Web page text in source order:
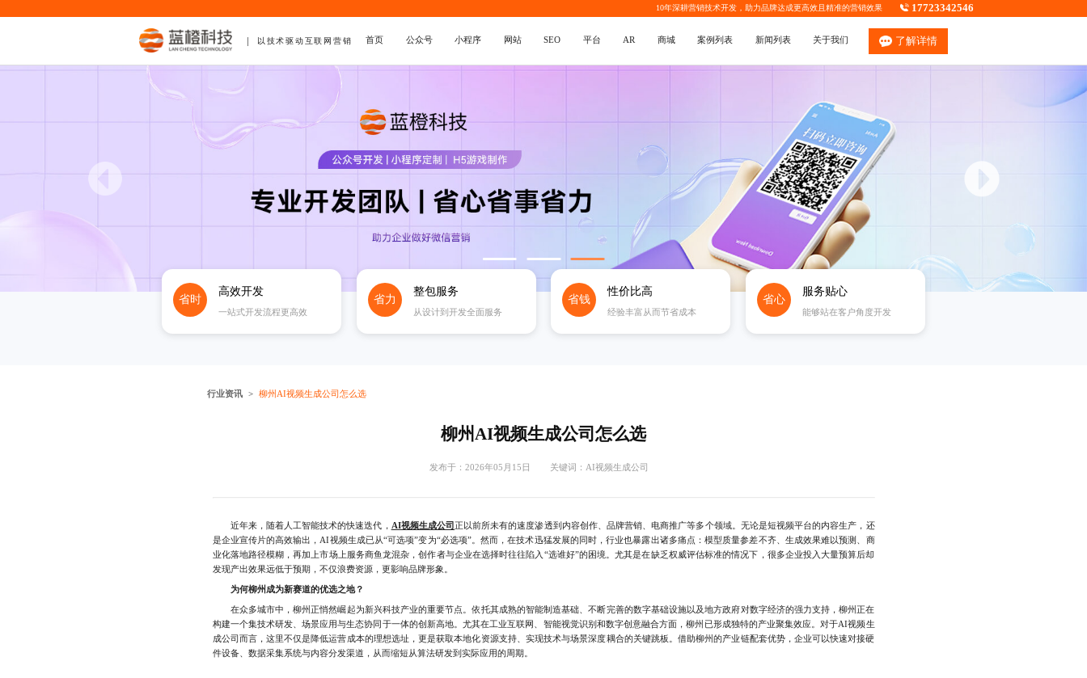
10年深耕营销技术开发，助力品牌达成更高效且精准的营销效果 17723342546
以技术驱动互联网营销 首页 公众号 小程序 网站 SEO 平台 AR 商城 案例列表 新闻列表 关于我们 了解详情
省时
高效开发
一站式开发流程更高效
省力
整包服务
从设计到开发全面服务
省钱
性价比高
经验丰富从而节省成本
省心
服务贴心
能够站在客户角度开发
行业资讯 柳州AI视频生成公司怎么选
柳州AI视频生成公司怎么选
发布于：2026年05月15日 关键词：AI视频生成公司
近年来，随着人工智能技术的快速迭代， AI视频生成公司 正以前所未有的速度渗透到内容创作、品牌营销、电商推广等多个领域。无论是短视频平台的内容生产，还
是企业宣传片的高效输出，AI视频生成已从“可选项”变为“必选项”。然而，在技术迅猛发展的同时，行业也暴露出诸多痛点：模型质量参差不齐、生成效果难以预测、商
业化落地路径模糊，再加上市场上服务商鱼龙混杂，创作者与企业在选择时往往陷入“选谁好”的困境。尤其是在缺乏权威评估标准的情况下，很多企业投入大量预算后却
发现产出效果远低于预期，不仅浪费资源，更影响品牌形象。
为何柳州成为新赛道的优选之地？
在众多城市中，柳州正悄然崛起为新兴科技产业的重要节点。依托其成熟的智能制造基础、不断完善的数字基础设施以及地方政府对数字经济的强力支持，柳州正在
构建一个集技术研发、场景应用与生态协同于一体的创新高地。尤其在工业互联网、智能视觉识别和数字创意融合方面，柳州已形成独特的产业聚集效应。对于AI视频生
成公司而言，这里不仅是降低运营成本的理想选址，更是获取本地化资源支持、实现技术与场景深度耦合的关键跳板。借助柳州的产业链配套优势，企业可以快速对接硬
件设备、数据采集系统与内容分发渠道，从而缩短从算法研发到实际应用的周期。